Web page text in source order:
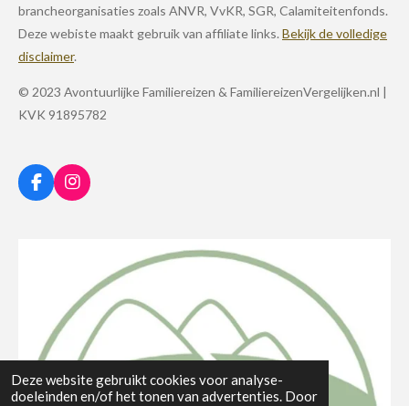
Deze website gebruikt cookies voor analyse-
doeleinden en/of het tonen van advertenties. Door
brancheorganisaties zoals ANVR, VvKR, SGR, Calamiteitenfonds.
Deze webiste maakt gebruik van affiliate links. Bekijk de volledige
disclaimer.
© 2023 Avontuurlijke Familiereizen & FamiliereizenVergelijken.nl |
KVK 91895782
F
a
I
n
a
m